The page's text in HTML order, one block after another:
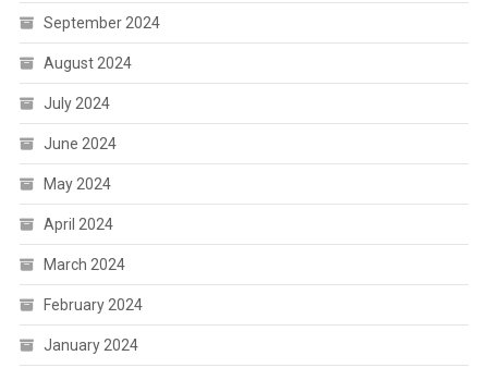
September 2024
August 2024
July 2024
June 2024
May 2024
April 2024
March 2024
February 2024
January 2024